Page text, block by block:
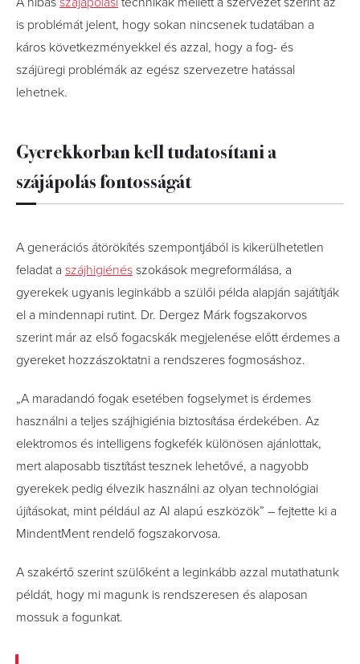
is problémát jelent, hogy sokan nincsenek tudatában a
káros következményekkel és azzal, hogy a fog- és
szájüregi problémák az egész szervezetre hatással
lehetnek.
Gyerekkorban kell tudatosítani a
szájápolás fontosságát
A generációs átörökítés szempontjából is kikerülhetetlen
feladat a szájhigiénés szokások megreformálása, a
gyerekek ugyanis leginkább a szülői példa alapján sajátítják
el a mindennapi rutint. Dr. Dergez Márk fogszakorvos
szerint már az első fogacskák megjelenése előtt érdemes a
gyereket hozzászoktatni a rendszeres fogmosáshoz.
„A maradandó fogak esetében fogselymet is érdemes
használni a teljes szájhigiénia biztosítása érdekében. Az
elektromos és intelligens fogkefék különösen ajánlottak,
mert alaposabb tisztítást tesznek lehetővé, a nagyobb
gyerekek pedig élvezik használni az olyan technológiai
újításokat, mint például az AI alapú eszközök” – fejtette ki a
MindentMent rendelő fogszakorvosa.
A szakértő szerint szülőként a leginkább azzal mutathatunk
példát, hogy mi magunk is rendszeresen és alaposan
mossuk a fogunkat.